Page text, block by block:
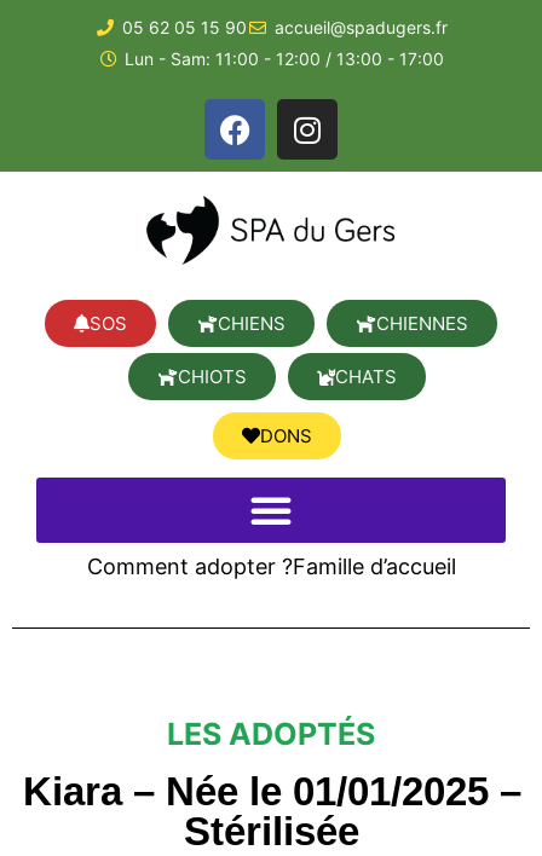
05 62 05 15 90
accueil@spadugers.fr
Lun - Sam: 11:00 - 12:00 / 13:00 - 17:00
SOS CHIENS CHIENNES
CHIOTS CHATS
DONS
Comment adopter ?Famille d’accueil
LES ADOPTÉS
Kiara – Née le 01/01/2025 –
Stérilisée